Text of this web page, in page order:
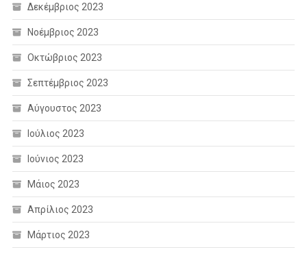
Δεκέμβριος 2023
Νοέμβριος 2023
Οκτώβριος 2023
Σεπτέμβριος 2023
Αύγουστος 2023
Ιούλιος 2023
Ιούνιος 2023
Μάιος 2023
Απρίλιος 2023
Μάρτιος 2023